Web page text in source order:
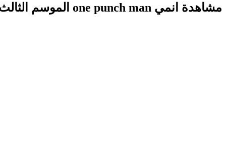
مشاهدة انمي one punch man الموسم الثالث الحلقة 3 مترجمة كاملة